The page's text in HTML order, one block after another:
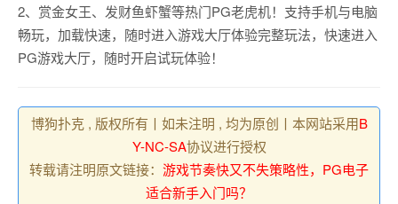
2、赏金女王、发财鱼虾蟹等热门PG老虎机！支持手机与电脑
畅玩，加载快速，随时进入游戏大厅体验完整玩法，快速进入
PG游戏大厅，随时开启试玩体验！
博狗扑克 , 版权所有丨如未注明 , 均为原创丨本网站采用B
Y-NC-SA协议进行授权
转载请注明原文链接： 游戏节奏快又不失策略性，PG电子
适合新手入门吗？